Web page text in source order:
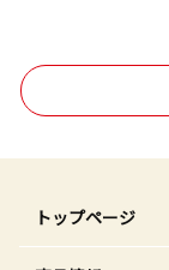
トップページ